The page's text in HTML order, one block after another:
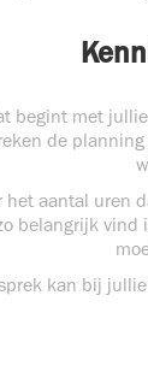
begint met
de
het aantal uren
belangrijk vind
kan bij